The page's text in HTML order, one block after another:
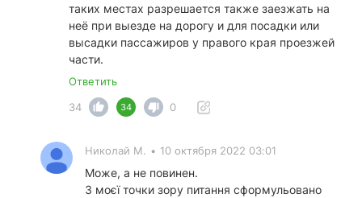
таких местах разрешается также заезжать на
неё при выезде на дорогу и для посадки или
высадки пассажиров у правого края проезжей
части.
Ответить
34
34 0
Николай М. • 10 октября 2022 03:01
Може, а не повинен.
З моєї точки зору питання сформульовано